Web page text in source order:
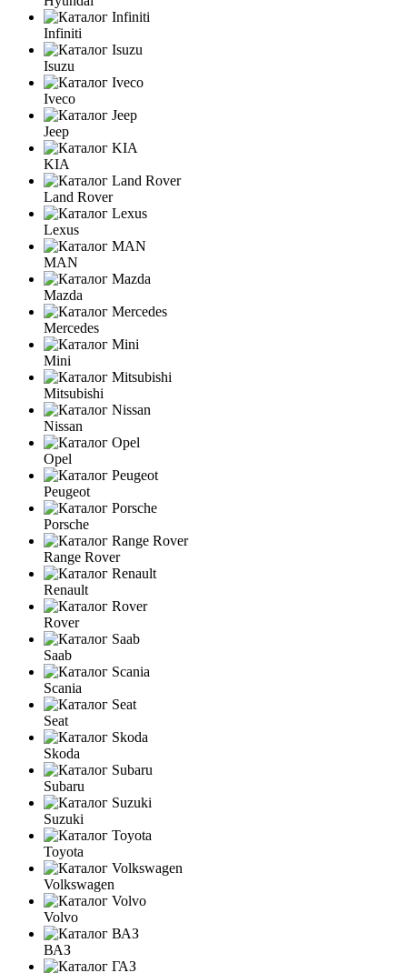
Infiniti
Isuzu
Iveco
Jeep
KIA
Land Rover
Lexus
MAN
Mazda
Mercedes
Mini
Mitsubishi
Nissan
Opel
Peugeot
Porsche
Range Rover
Renault
Rover
Saab
Scania
Seat
Skoda
Subaru
Suzuki
Toyota
Volkswagen
Volvo
ВАЗ